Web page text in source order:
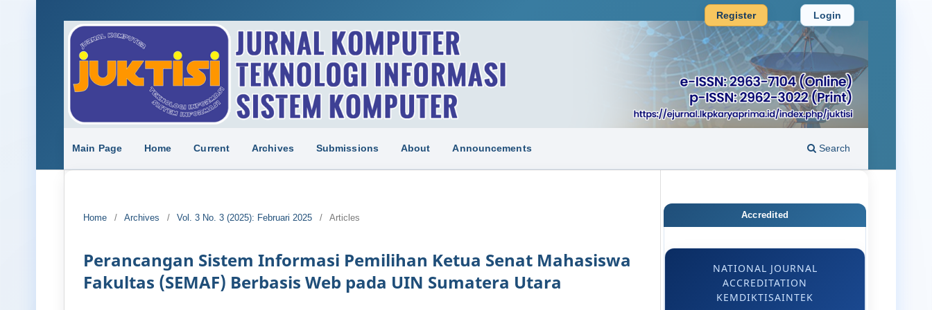
Main Page Home Current Archives Submissions About Announcements Search
Register Login
Home / Archives / Vol. 3 No. 3 (2025): Februari 2025 / Articles
Perancangan Sistem Informasi Pemilihan Ketua Senat Mahasiswa
Fakultas (SEMAF) Berbasis Web pada UIN Sumatera Utara
Accredited
NATIONAL JOURNAL
ACCREDITATION
KEMDIKTISAINTEK